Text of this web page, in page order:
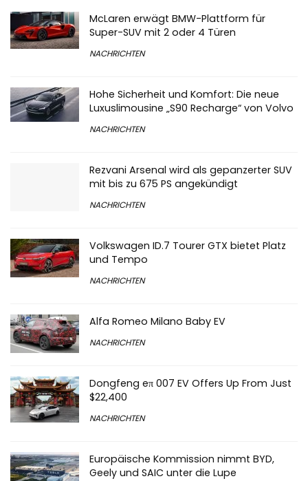
McLaren erwägt BMW-Plattform für
Super-SUV mit 2 oder 4 Türen
NACHRICHTEN
Hohe Sicherheit und Komfort: Die neue
Luxuslimousine „S90 Recharge“ von Volvo
NACHRICHTEN
Rezvani Arsenal wird als gepanzerter SUV
mit bis zu 675 PS angekündigt
NACHRICHTEN
Volkswagen ID.7 Tourer GTX bietet Platz
und Tempo
NACHRICHTEN
Alfa Romeo Milano Baby EV
NACHRICHTEN
Dongfeng eπ 007 EV Offers Up From Just
$22,400
NACHRICHTEN
Europäische Kommission nimmt BYD,
Geely und SAIC unter die Lupe